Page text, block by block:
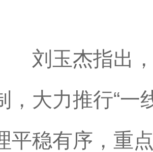
刘玉杰指出，
，大力推行“一
平稳有序，重